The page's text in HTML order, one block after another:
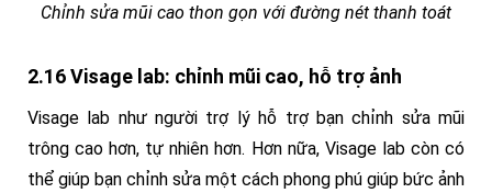
Chỉnh sửa mũi cao thon gọn với đường nét thanh toát
2.16 Visage lab: chỉnh mũi cao, hỗ trợ ảnh
Visage lab như người trợ lý hỗ trợ bạn chỉnh sửa mũi
trông cao hơn, tự nhiên hơn. Hơn nữa, Visage lab còn có
thể giúp bạn chỉnh sửa một cách phong phú giúp bức ảnh